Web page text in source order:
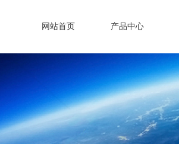
网站首页 产品中心